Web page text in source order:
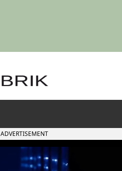
ADVERTISEMENT